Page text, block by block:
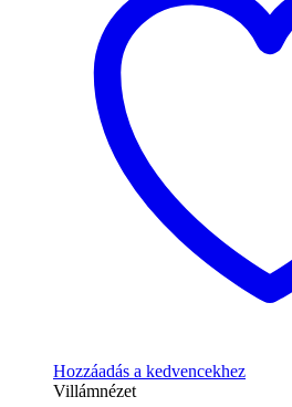
Hozzáadás a kedvencekhez
Villámnézet